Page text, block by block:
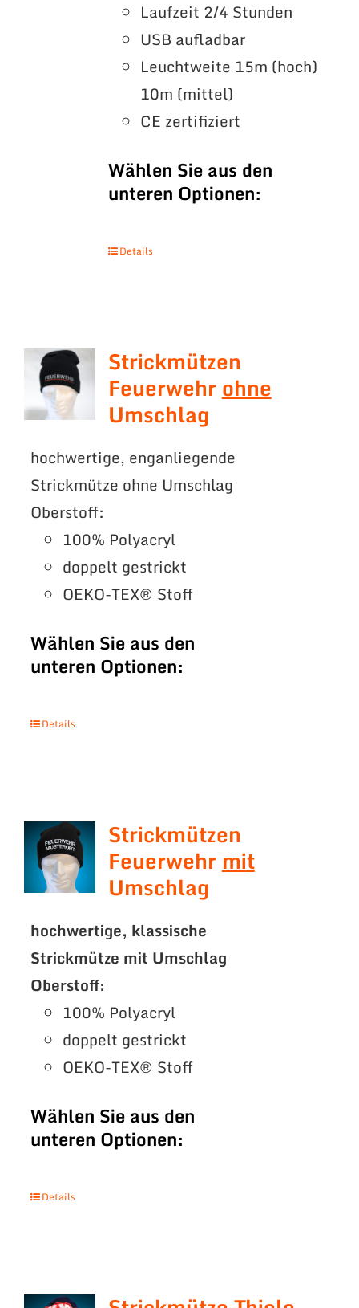
Laufzeit 2/4 Stunden
USB aufladbar
Leuchtweite 15m (hoch)
10m (mittel)
CE zertifiziert
Wählen Sie aus den
unteren Optionen:
Details
Strickmützen
Feuerwehrohne
Umschlag
hochwertige, enganliegende
Strickmütze ohne Umschlag
Oberstoff:
100% Polyacryl
doppelt gestrickt
OEKO-TEX® Stoff
Wählen Sie aus den
unteren Optionen:
Details
Strickmützen
Feuerwehr mit
Umschlag
hochwertige, klassische
Strickmütze mit Umschlag
Oberstoff:
100% Polyacryl
doppelt gestrickt
OEKO-TEX® Stoff
Wählen Sie aus den
unteren Optionen:
Details